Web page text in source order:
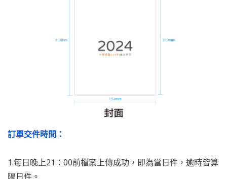
訂單交件時間：
1.每日晚上21：00前檔案上傳成功，即為當日件，逾時皆算
隔日件。